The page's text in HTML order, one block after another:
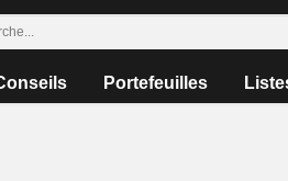
Portefeuilles